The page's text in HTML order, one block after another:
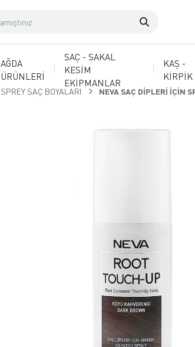
AĞDA
ÜRÜNLERİ
SAÇ - SAKAL
KESİM
EKİPMANLAR
KAŞ -
KİRPİK
SPREY SAÇ BOYALARI NEVA SAÇ DİPLERİ İÇİN